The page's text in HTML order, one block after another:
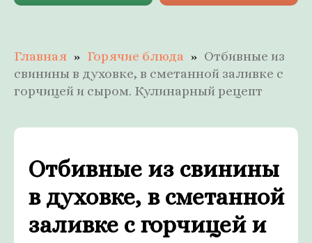
Главная Горячие блюда
Отбивные из
свинины в духовке, в сметанной заливке с
горчицей и сыром. Кулинарный рецепт
Отбивные из свинины
в духовке, в сметанной
заливке с горчицей и